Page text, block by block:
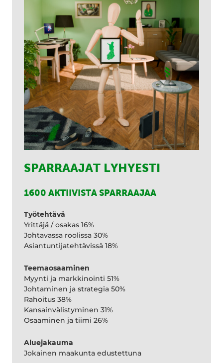
SPARRAAJAT LYHYESTI
1600 AKTIIVISTA SPARRAAJAA
Työtehtävä
Yrittäjä / osakas 16%
Johtavassa roolissa 30%
Asiantuntijatehtävissä 18%
Teemaosaaminen
Myynti ja markkinointi 51%
Johtaminen ja strategia 50%
Rahoitus 38%
Kansainvälistyminen 31%
Osaaminen ja tiimi 26%
Aluejakauma
Jokainen maakunta edustettuna